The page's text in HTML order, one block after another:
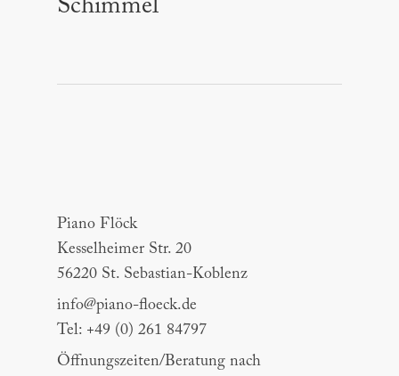
Schimmel
Piano Flöck
Kesselheimer Str. 20
56220 St. Sebastian-Koblenz
info@piano-floeck.de
Tel: +49 (0) 261 84797
Öffnungszeiten/Beratung nach